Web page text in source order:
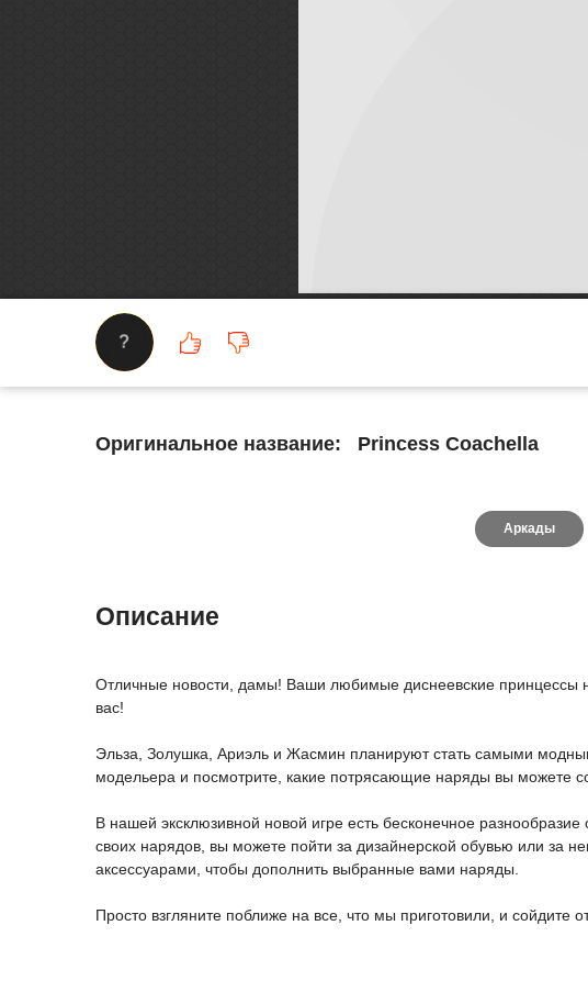
?
Оригинальное название: Princess Coachella
Аркады
Описание
Отличные новости, дамы! Ваши любимые диснеевские принцессы
вас!
Эльза, Золушка, Ариэль и Жасмин планируют стать самыми
модельера и посмотрите, какие потрясающие наряды вы можете
В нашей эксклюзивной новой игре есть бесконечное
своих нарядов, вы можете пойти за дизайнерской обувью или за
аксессуарами, чтобы дополнить выбранные вами наряды.
Просто взгляните поближе на все, что мы приготовили, и сойдите